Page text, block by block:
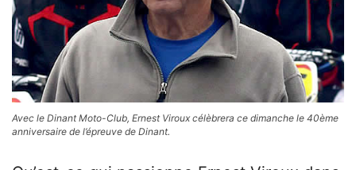
Avec le Dinant Moto-Club, Ernest Viroux célèbrera ce dimanche le 40ème
anniversaire de l’épreuve de Dinant.